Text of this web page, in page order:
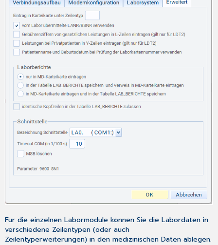
Für die einzelnen Labormodule können Sie die Labordaten in
verschiedene Zeilentypen (oder auch
Zeilentyperweiterungen) in den medizinischen Daten ablegen.